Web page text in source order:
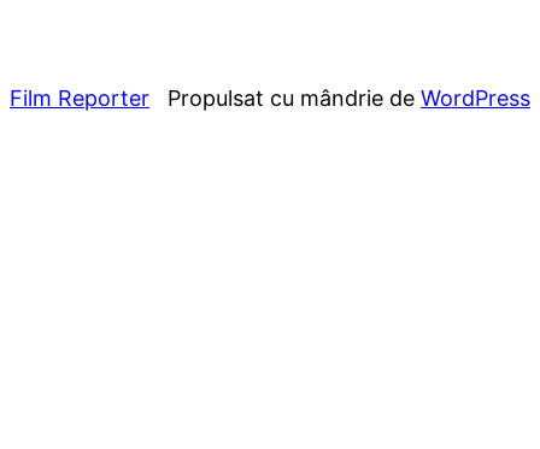
Film Reporter Propulsat cu mândrie de WordPress